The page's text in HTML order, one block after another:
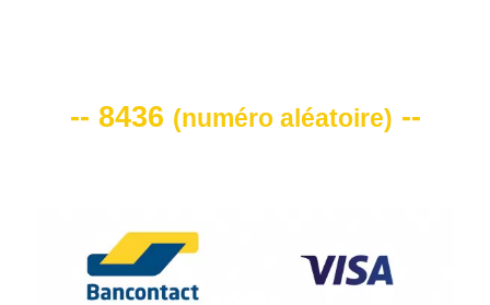
-- 8436 (numéro aléatoire) --